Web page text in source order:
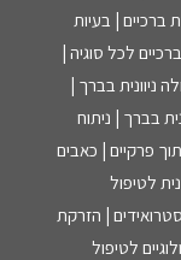
ברכיים | בעיות
לכל סוגיה |
ניוונית בברך |
בברך | ניתוח
פרקיים | כאבים
לטיפול
| הזרקת
לטיפול